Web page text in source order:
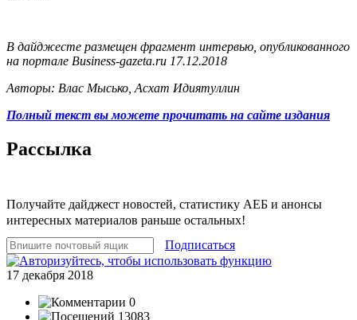
В дайджесте размещен фрагмент интервью, опубликованного
на портале Business-gazeta.ru 17.12.2018
Авторы: Влас Мысько, Асхат Идиятуллин
Полный текст вы можете прочитать на сайте издания
Рассылка
Получайте дайджест новостей, статистику АЕБ и анонсы
интересных материалов раньше остальных!
Подписаться
17 декабря 2018
0
13083